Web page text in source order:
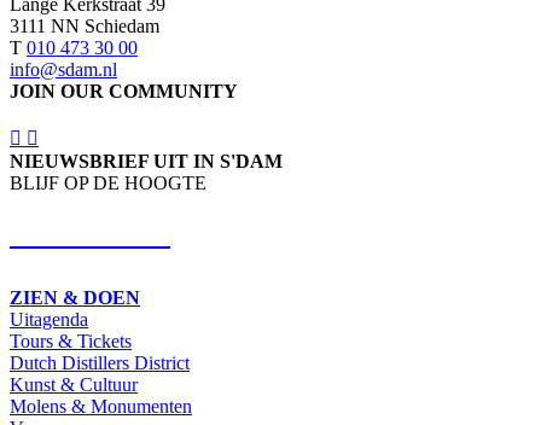
Lange Kerkstraat 39
3111 NN Schiedam
T 010 473 30 00
info@sdam.nl
JOIN OUR COMMUNITY
NIEUWSBRIEF UIT IN S'DAM
BLIJF OP DE HOOGTE
ZIEN & DOEN
Uitagenda
Tours & Tickets
Dutch Distillers District
Kunst & Cultuur
Molens & Monumenten